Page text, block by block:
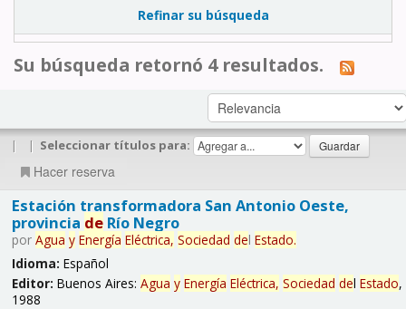
Refinar su búsqueda
Su búsqueda retornó 4 resultados.
| | Seleccionar títulos para:
Hacer reserva
Estación transformadora San Antonio Oeste,
provincia deRío Negro
por Agua y Energía Eléctrica, Sociedad del Estado.
Idioma: Español
Editor: Buenos Aires: Agua y Energía Eléctrica, Sociedad del Estado,
1988